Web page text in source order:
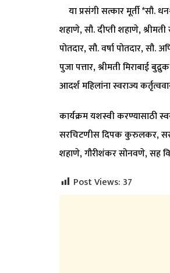
या प्रसंगी सत्कार मूर्ती *सौ.
शहाणे, सौ. दीप्ती शहाणे,
पोतदार, सौ. वर्षा पोतदार, सौ.
पुजा पत्तार, श्रीमती मिराबाई
आदर्श महिलांना स्वराज्य
कार्यक्रम यशस्वी करण्यासाठी
सरचिटणीस दिपक कुरुलकर,
शहाणे, गौरीशंकर सोनवणे, सह
Post Views:37